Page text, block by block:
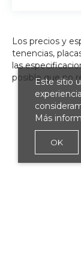
Los precios y
tenencias,
las
posible que no
Este sitio
Más
OK